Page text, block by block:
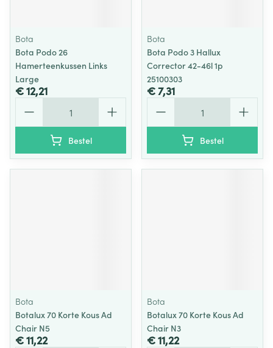
Bota
Bota Podo 26
Hamerteenkussen Links
Large
€ 12,21
Bestel
Bota
Bota Podo 3 Hallux
Corrector 42-46l 1p
25100303
€ 7,31
Bestel
Bota
Botalux 70 Korte Kous Ad
Chair N5
€ 11,22
Bota
Botalux 70 Korte Kous Ad
Chair N3
€ 11,22